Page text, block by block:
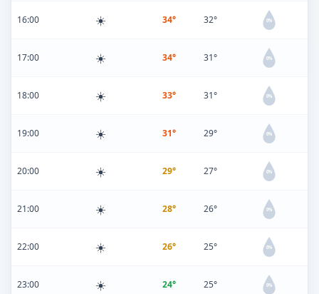
16:00 ☀️ 34° 32° 0%
17:00 ☀️ 34° 31° 0%
18:00 ☀️ 33° 31° 0%
19:00 ☀️ 31° 29° 0%
20:00 ☀️ 29° 27° 0%
21:00 ☀️ 28° 26° 0%
22:00 ☀️ 26° 25° 0%
23:00 ☀️ 24° 25° 0%